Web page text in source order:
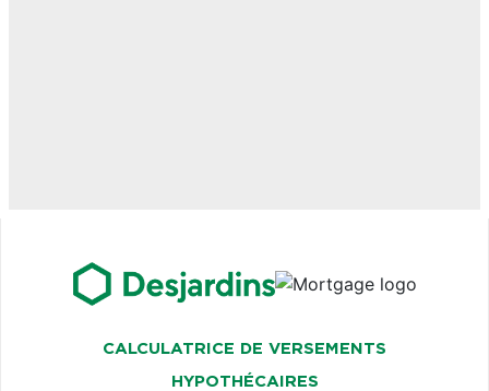
CALCULATRICE DE VERSEMENTS
HYPOTHÉCAIRES